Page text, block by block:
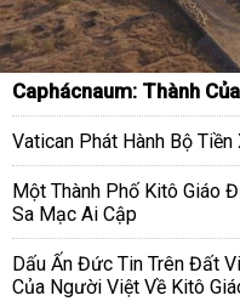
Caphácnaum: Thành
Vatican Phát Hành Bộ Tiền
Một Thành Phố Kitô Giáo
Sa Mạc Ai Cập
Dấu Ấn Đức Tin Trên Đất
Của Người Việt Về Kitô